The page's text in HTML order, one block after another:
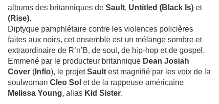
albums des britanniques de Sault, Untitled (Black Is) et
(Rise).
Diptyque pamphlétaire contre les violences policières
faites aux noirs, cet ensemble est un mélange sombre et
extraordinaire de R’n’B, de soul, de hip-hop et de gospel.
Emmené par le producteur britannique Dean Josiah
Cover ( Inflo), le projetSault est magnifié par les voix de la
soulwoman Cleo Sol et de la rappeuse américaine
Melissa Young, alias Kid Sister.